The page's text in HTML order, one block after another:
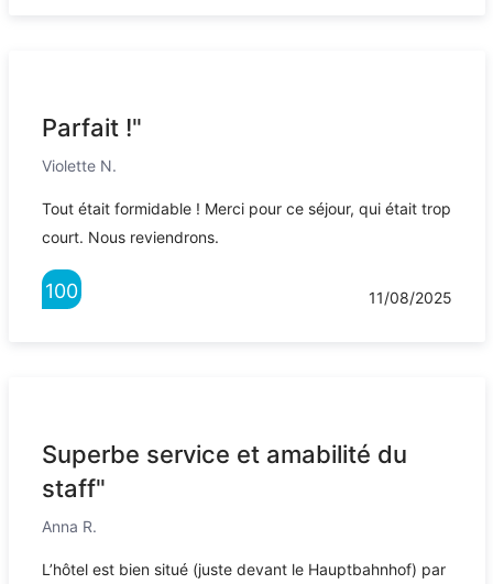
Parfait !"
Violette N.
Tout était formidable ! Merci pour ce séjour, qui était trop
court. Nous reviendrons.
100 11/08/2025
Superbe service et amabilité du
staff"
Anna R.
L’hôtel est bien situé (juste devant le Hauptbahnhof) par